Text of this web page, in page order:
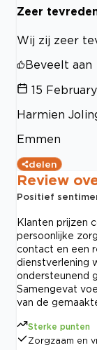
Zeer
Wij zij zeer
Beveelt aan
15
Harmien
Emmen
delen
Review
Positief
Klanten prijzen
persoonlijke
contact en een
dienstverlening
ondersteunend
Samengevat
van de
Sterke punten
Zorgzaam en